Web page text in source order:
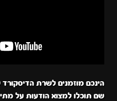
הינכם מוזמנים לשרת
שם תוכלו למצוא הודעות על מתי